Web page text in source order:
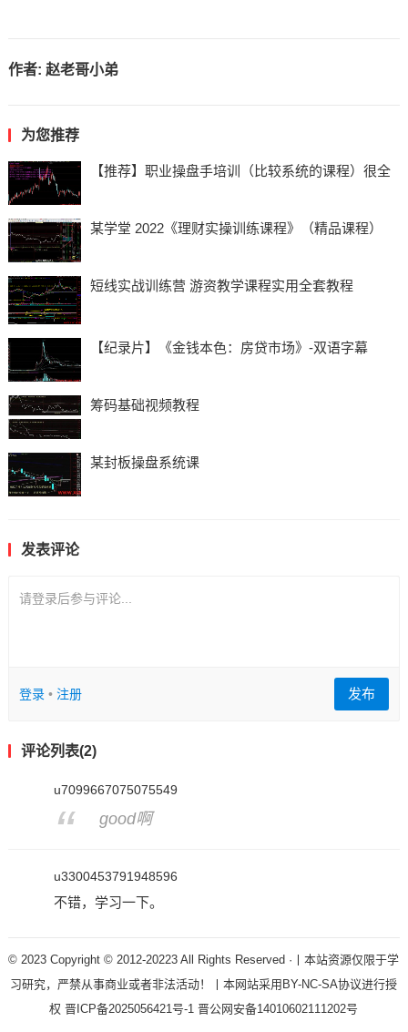
作者: 赵老哥小弟
为您推荐
【推荐】职业操盘手培训（比较系统的课程）很全
某学堂 2022《理财实操训练课程》（精品课程）
短线实战训练营 游资教学课程实用全套教程
【纪录片】《金钱本色：房贷市场》-双语字幕
筹码基础视频教程
某封板操盘系统课
发表评论
请登录后参与评论...
登录• 注册 发布
评论列表(2)
u7099667075075549
good啊
u3300453791948596
不错，学习一下。
© 2023 Copyright © 2012-20223 All Rights Reserved ·丨本站资源仅限于学
习研究，严禁从事商业或者非法活动！丨本网站采用BY-NC-SA协议进行授
权晋ICP备2025056421号-1晋公网安备14010602111202号